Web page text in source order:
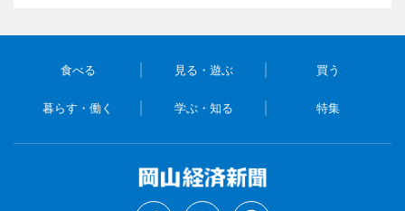
食べる 見る・遊ぶ 買う
暮らす・働く 学ぶ・知る 特集